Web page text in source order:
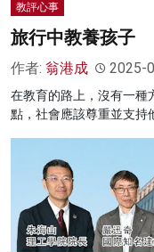
教評心事
旅行中教養孩子
作者: 翁港成 2025-
在教育的路上，沒有一種
點，社會應該尊重並支持